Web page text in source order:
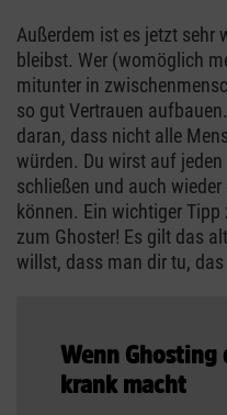
Außerdem ist es jetzt
bleibst. Wer (womöglich
mitunter in
so gut Vertrauen
daran, dass nicht alle
würden. Du wirst auf
schließen und auch
können. Ein wichtiger
zum Ghoster! Es gilt das
willst, dass man dir tu,
Wenn Ghosting
krank macht